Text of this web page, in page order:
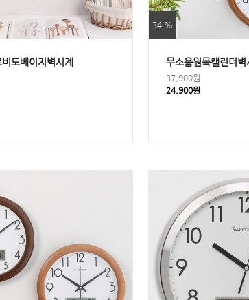
도베이지벽시계
34 %
무소음원목캘린더
37,900원
24,900원